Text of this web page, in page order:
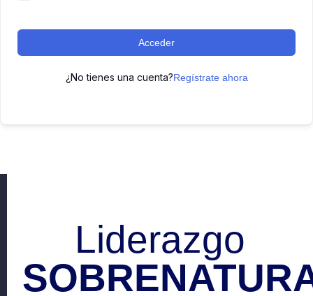
Acceder
¿No tienes una cuenta?Regístrate ahora
Liderazgo